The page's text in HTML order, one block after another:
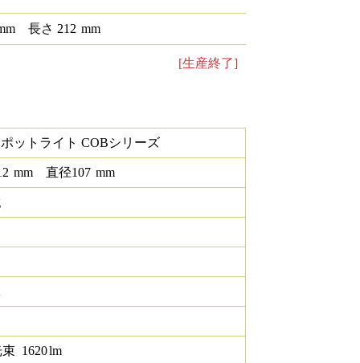
長さ 212 mm
[生産終了]
ットライト COBシリーズ
mm 直径107 mm
1620lm